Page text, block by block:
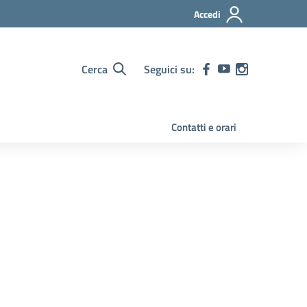
Accedi
Cerca Seguici su:
Contatti e orari